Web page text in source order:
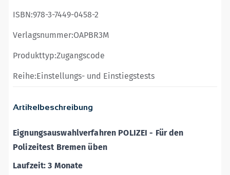
Artikelbeschreibung
Eignungsauswahlverfahren POLIZEI - Für den
Polizeitest Bremen üben
Laufzeit: 3 Monate
ISBN:978-3-7449-0458-2
Verlagsnummer:OAPBR3M
Produkttyp:Zugangscode
Reihe:Einstellungs- und Einstiegstests